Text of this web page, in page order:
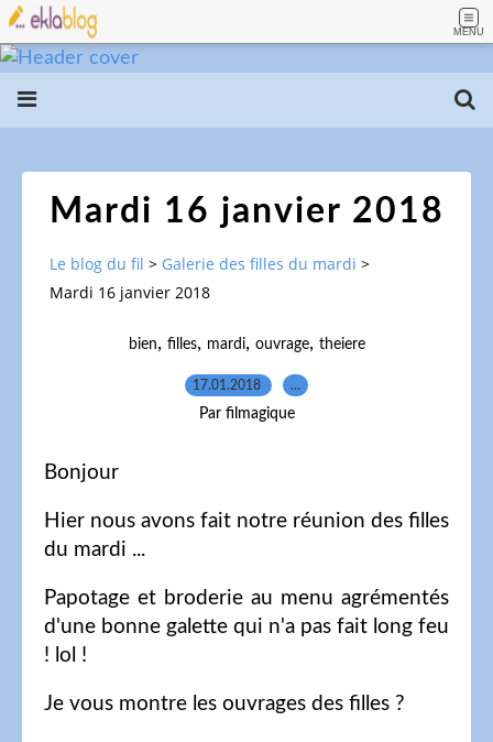
MENU
Mardi 16 janvier 2018
Le blog du fil > Galerie des filles du mardi >
Mardi 16 janvier 2018
bien, filles, mardi, ouvrage, theiere
17.01.2018 …
Par filmagique
Bonjour
Hier nous avons fait notre réunion des filles
du mardi ...
Papotage et broderie au menu agrémentés
d'une bonne galette qui n'a pas fait long feu
! lol !
Je vous montre les ouvrages des filles ?